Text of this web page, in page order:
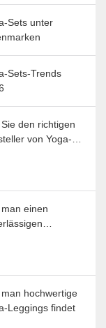
Sets unter
Sets-Trends
den richtigen
von Yoga-
einen
hochwertige
Leggings findet